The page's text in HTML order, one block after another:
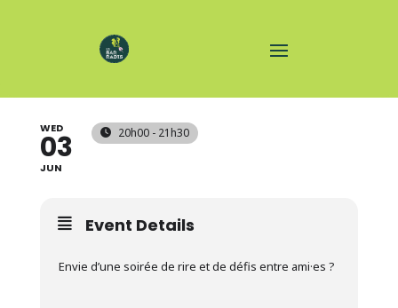
WED
03
JUN
20h00 - 21h30
Event Details
Envie d’une soirée de rire et de défis entre ami·es ?